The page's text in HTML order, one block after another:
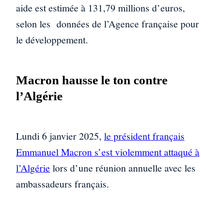
aide est estimée à 131,79 millions d’euros,
selon les données de l’Agence française pour
le développement.
Macron hausse le ton contre
l’Algérie
Lundi 6 janvier 2025, le président français
Emmanuel Macron s’est violemment attaqué à
l’Algérie lors d’une réunion annuelle avec les
ambassadeurs français.